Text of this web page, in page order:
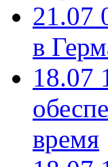
21.07
в
18.07
время